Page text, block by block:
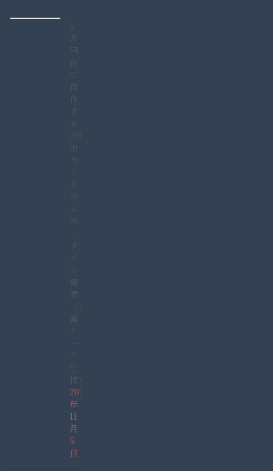
5
万
円
台
で
自
作
す
る
2000W
出
力
リ
チ
ウ
ム
ポ
ー
タ
ブ
ル
電
源
（金
属
ケ
ー
ス
仕
様）
2021
年
11
月
5
日